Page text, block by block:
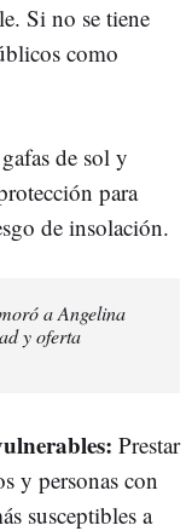
Si no se tiene
como
de sol y
para
de insolación.
a Angelina
y oferta
Prestar
y personas con
susceptibles a